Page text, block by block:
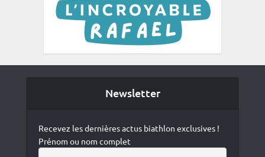
Newsletter
Recevez les dernières actus biathlon exclusives !
Prénom ou nom complet